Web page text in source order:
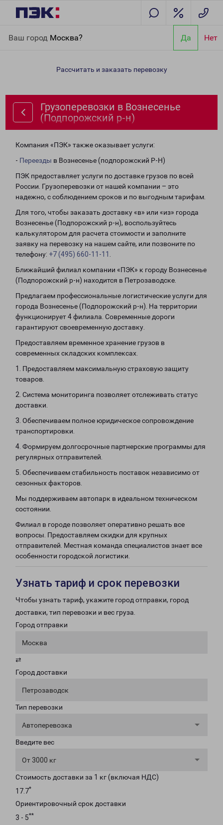
Ваш город Москва? Да Нет
(Подпорожский р-н)
Рассчитать и заказать перевозку
Грузоперевозки в Вознесенье
(Подпорожский р-н)
Компания «ПЭК» также оказывает услуги:
- Переезды в Вознесенье (подпорожский Р-Н)
ПЭК предоставляет услуги по доставке грузов по всей
России. Грузоперевозки от нашей компании – это
надежно, с соблюдением сроков и по выгодным тарифам.
Для того, чтобы заказать доставку «в» или «из» города
Вознесенье (Подпорожский р-н), воспользуйтесь
калькулятором для расчета стоимости и заполните
заявку на перевозку на нашем сайте, или позвоните по
телефону: +7 (495) 660-11-11
Ближайший филиал компании «ПЭК» к городу Вознесенье
(Подпорожский р-н) находится в Петрозаводске.
Предлагаем профессиональные логистические услуги для
города Вознесенье (Подпорожский р-н). На территории
функционирует 4 филиала. Современные дороги
гарантируют своевременную доставку.
Предоставляем временное хранение грузов в
современных складских комплексах.
1. Предоставляем максимальную страховую защиту
товаров.
2. Система мониторинга позволяет отслеживать статус
доставки.
3. Обеспечиваем полное юридическое сопровождение
транспортировки.
4. Формируем долгосрочные партнерские программы для
регулярных отправителей.
5. Обеспечиваем стабильность поставок независимо от
сезонных факторов.
Мы поддерживаем автопарк в идеальном техническом
состоянии.
Филиал в городе позволяет оперативно решать все
вопросы. Предоставляем скидки для крупных
отправителей. Местная команда специалистов знает все
особенности городской логистики.
Узнать тариф и срок перевозки
Чтобы узнать тариф, укажите город отправки, город
доставки, тип перевозки и вес груза.
Город отправки
Москва
⇄
Город доставки
Петрозаводск
Тип перевозки
Автоперевозка
Введите вес
От 3000 кг
Стоимость доставки за 1 кг (включая НДС)
17.7*
Ориентировочный срок доставки
3 - 5**